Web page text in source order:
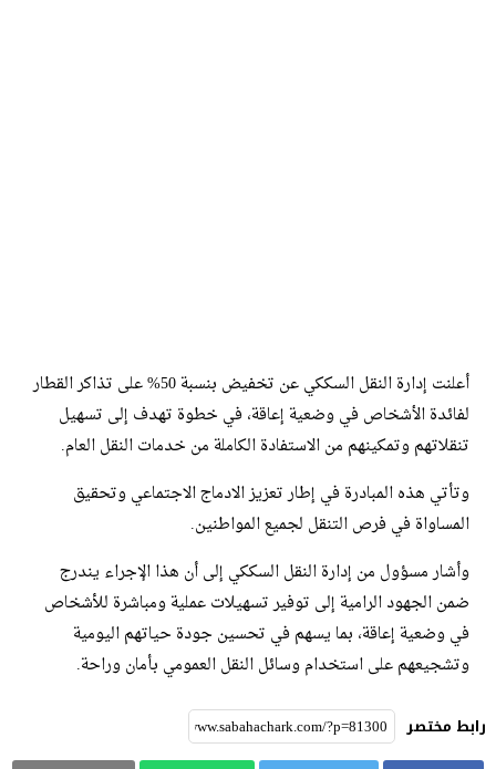
أعلنت إدارة النقل السككي عن تخفيض بنسبة 50% على تذاكر القطار
لفائدة الأشخاص في وضعية إعاقة، في خطوة تهدف إلى تسهيل
تنقلاتهم وتمكينهم من الاستفادة الكاملة من خدمات النقل العام.
وتأتي هذه المبادرة في إطار تعزيز الادماج الاجتماعي وتحقيق
المساواة في فرص التنقل لجميع المواطنين.
وأشار مسؤول من إدارة النقل السككي إلى أن هذا الإجراء يندرج
ضمن الجهود الرامية إلى توفير تسهيلات عملية ومباشرة للأشخاص
في وضعية إعاقة، بما يسهم في تحسين جودة حياتهم اليومية
وتشجيعهم على استخدام وسائل النقل العمومي بأمان وراحة.
رابط مختصر